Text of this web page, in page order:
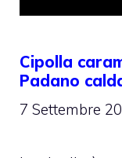
Cipolla
Padano
7 Settembre